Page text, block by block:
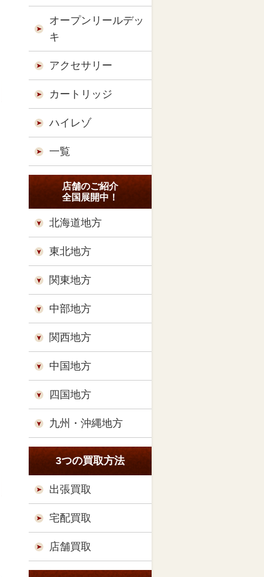
オープンリールデッ
キ
アクセサリー
カートリッジ
ハイレゾ
一覧
店舗のご紹介
全国展開中！
北海道地方
東北地方
関東地方
中部地方
関西地方
中国地方
四国地方
九州・沖縄地方
3つの買取方法
出張買取
宅配買取
店舗買取